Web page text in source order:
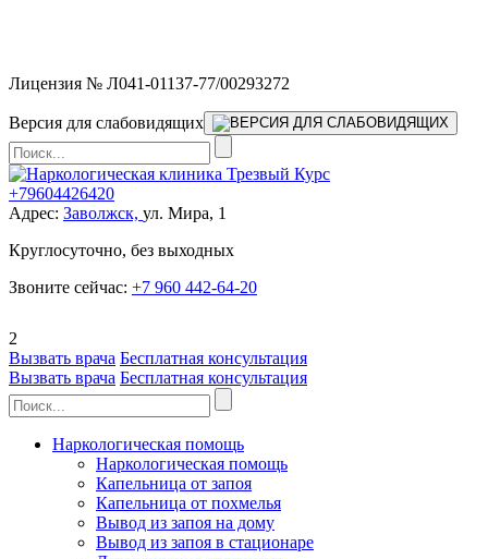
Лицензия № Л041-01137-77/00293272
Версия для слабовидящих
+79604426420
Адрес: Заволжск, ул. Мира, 1
Круглосуточно, без выходных
Звоните сейчас: +7 960 442-64-20
2
Вызвать врача Бесплатная консультация
Вызвать врача Бесплатная консультация
Наркологическая помощь
Наркологическая помощь
Капельница от запоя
Капельница от похмелья
Вывод из запоя на дому
Вывод из запоя в стационаре